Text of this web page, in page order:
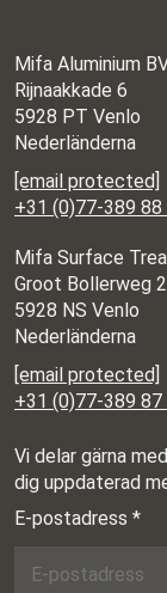
Mifa Aluminium
Rijnaakkade 6
5928 PT Venlo
Nederländerna
[email protected]
+31 (0)77-389 88
Mifa Surface
Groot Bollerweg
5928 NS Venlo
Nederländerna
[email protected]
+31 (0)77-389 87